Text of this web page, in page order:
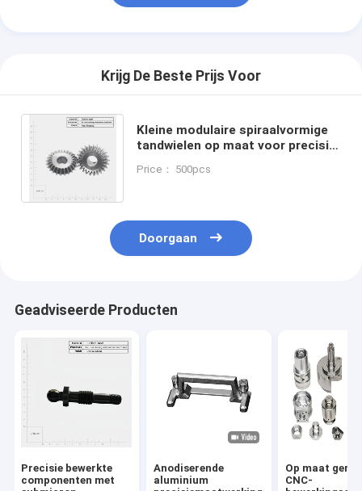
Krijg De Beste Prijs Voor
Kleine modulaire spiraalvormige
tandwielen op maat voor precisie
tandwielen
Price： 500pcs
Doorgaan
Geadviseerde Producten
Precisie bewerkte
componenten met
Anodiserende
aluminium
Op maat
CNC-